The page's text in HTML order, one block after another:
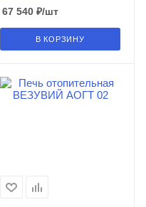
67 540₽/шт
В КОРЗИНУ